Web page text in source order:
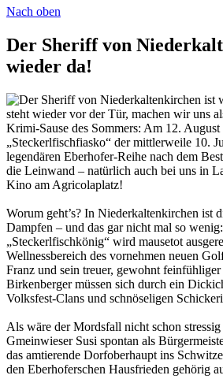
Nach oben
Der Sheriff von
wieder da!
steht wieder vor der Tür, machen wir uns
Krimi-Sause des Sommers: Am 12.
„Steckerlfischfiasko“ der mittlerweile 10.
legendären Eberhofer-Reihe nach dem
die Leinwand – natürlich auch bei uns in
Kino am Agricolaplatz!
Worum geht’s? In Niederkaltenkirchen ist
Dampfen – und das gar nicht mal so
„Steckerlfischkönig“ wird mausetot
Wellnessbereich des vornehmen neuen
Franz und sein treuer, gewohnt
Birkenberger müssen sich durch ein
Volksfest-Clans und schnöseligen
Als wäre der Mordsfall nicht schon
Gmeinwieser Susi spontan als
das amtierende Dorfoberhaupt ins
den Eberhoferschen Hausfrieden gehörig